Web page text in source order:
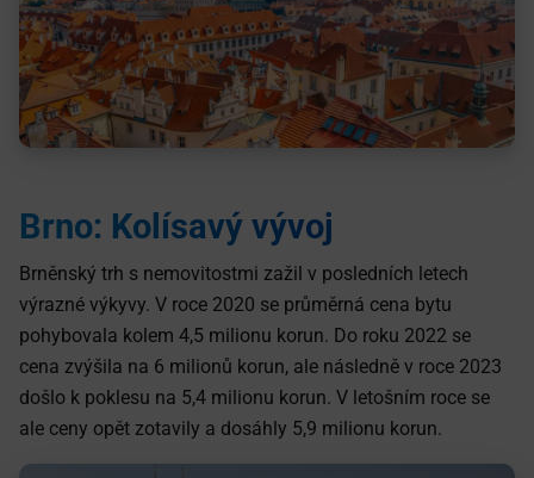
Brno: Kolísavý vývoj
Brněnský trh s nemovitostmi zažil v posledních letech
výrazné výkyvy. V roce 2020 se průměrná cena bytu
pohybovala kolem 4,5 milionu korun. Do roku 2022 se
cena zvýšila na 6 milionů korun, ale následně v roce 2023
došlo k poklesu na 5,4 milionu korun. V letošním roce se
ale ceny opět zotavily a dosáhly 5,9 milionu korun.